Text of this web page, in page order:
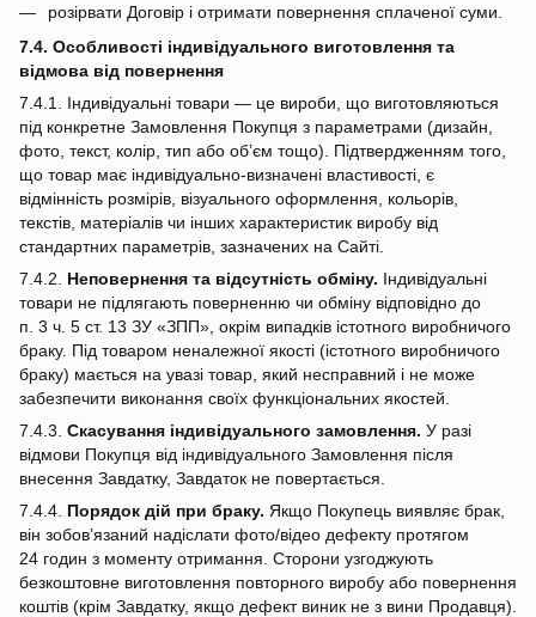
розірвати Договір і отримати повернення сплаченої суми.
7.4. Особливості індивідуального виготовлення та
відмова від повернення
7.4.1. Індивідуальні товари — це вироби, що виготовляються
під конкретне Замовлення Покупця з параметрами (дизайн,
фото, текст, колір, тип або об’єм тощо). Підтвердженням того,
що товар має індивідуально‑визначені властивості, є
відмінність розмірів, візуального оформлення, кольорів,
текстів, матеріалів чи інших характеристик виробу від
стандартних параметрів, зазначених на Сайті.
7.4.2. Неповернення та відсутність обміну. Індивідуальні
товари не підлягають поверненню чи обміну відповідно до
п. 3 ч. 5 ст. 13 ЗУ «ЗПП», окрім випадків істотного виробничого
браку. Під товаром неналежної якості (істотного виробничого
браку) мається на увазі товар, який несправний і не може
забезпечити виконання своїх функціональних якостей.
7.4.3. Скасування індивідуального замовлення. У разі
відмови Покупця від індивідуального Замовлення після
внесення Завдатку, Завдаток не повертається.
7.4.4. Порядок дій при браку. Якщо Покупець виявляє брак,
він зобов’язаний надіслати фото/відео дефекту протягом
24 годин з моменту отримання. Сторони узгоджують
безкоштовне виготовлення повторного виробу або повернення
коштів (крім Завдатку, якщо дефект виник не з вини Продавця).